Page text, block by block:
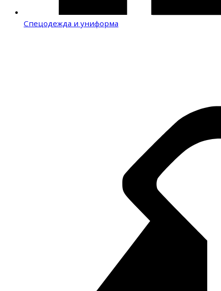
Спецодежда и униформа